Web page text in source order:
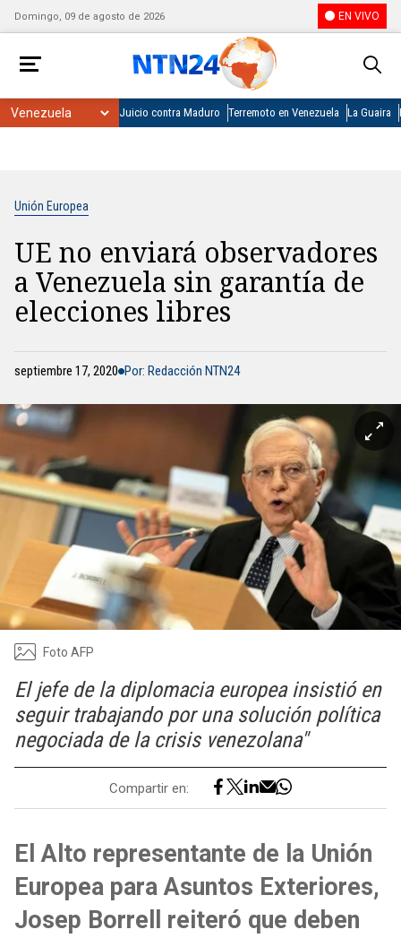
Domingo, 09 de agosto de 2026 EN VIVO
Juicio contra Maduro Terremoto en Venezuela La Guaira
Unión Europea
UE no enviará observadores
a Venezuela sin garantía de
elecciones libres
septiembre 17, 2020 Por: Redacción NTN24
Foto AFP
El jefe de la diplomacia europea insistió en
seguir trabajando por una solución política
negociada de la crisis venezolana"
Compartir en:
El Alto representante de la Unión
Europea para Asuntos Exteriores,
Josep Borrell reiteró que deben